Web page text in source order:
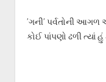
’ગની’ પર્વતોની
કોઈ પાંપણો ઢળી ત્યાં